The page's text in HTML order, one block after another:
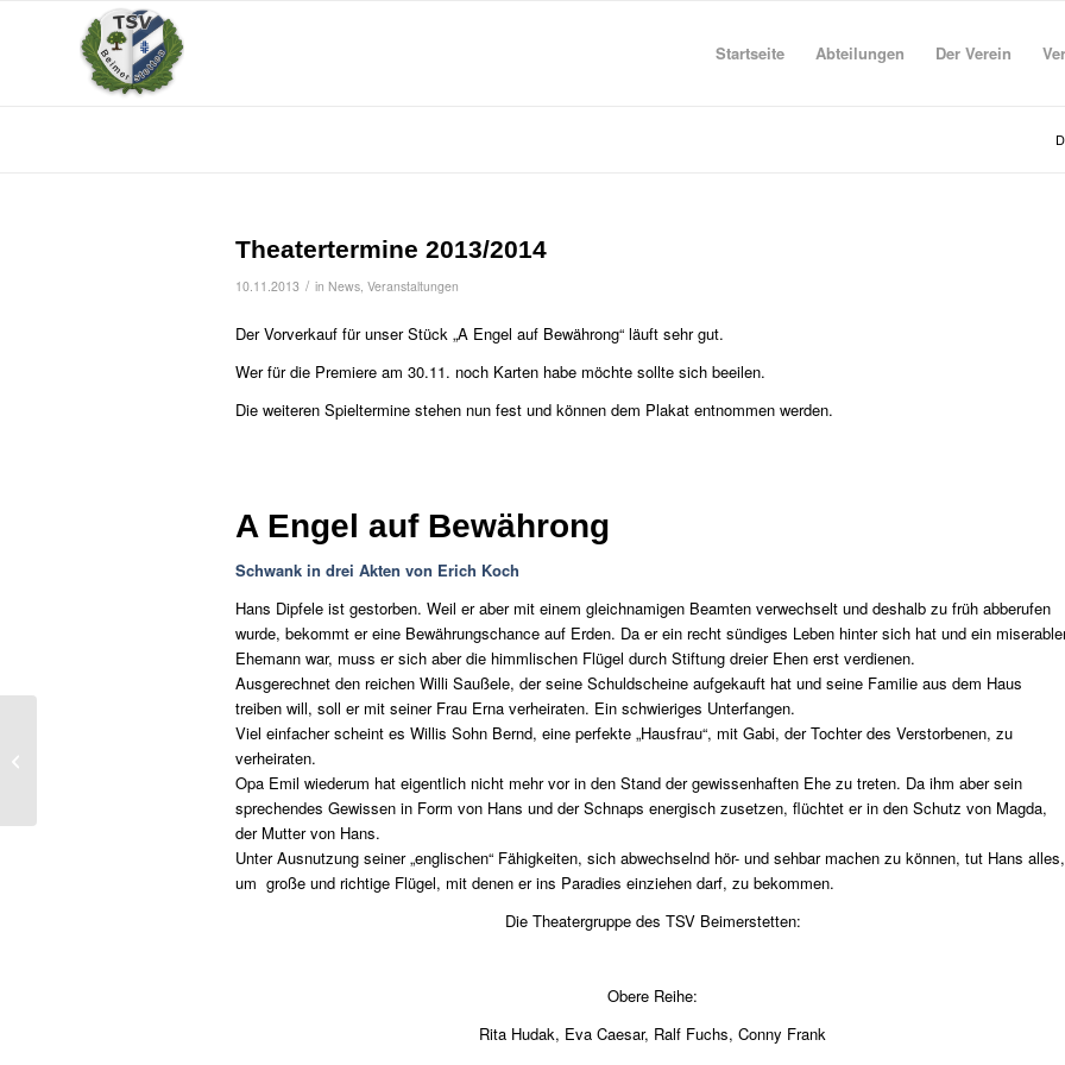
Startseite Abteilungen Der Verein
Theatertermine 2013/2014
10.11.2013 / in News, Veranstaltungen
Der Vorverkauf für unser Stück „A Engel auf Bewährong“ läuft sehr gut.
Wer für die Premiere am 30.11. noch Karten habe möchte sollte sich beeilen.
Die weiteren Spieltermine stehen nun fest und können dem Plakat entnommen werden.
A Engel auf Bewährong
Schwank in drei Akten von Erich Koch
Hans Dipfele ist gestorben. Weil er aber mit einem gleichnamigen Beamten verwechselt und deshalb zu früh abberufen
wurde, bekommt er eine Bewährungschance auf Erden. Da er ein recht sündiges Leben hinter sich hat und ein
Ehemann war, muss er sich aber die himmlischen Flügel durch Stiftung dreier Ehen erst verdienen.
Ausgerechnet den reichen Willi Saußele, der seine Schuldscheine aufgekauft hat und seine Familie aus dem Haus
treiben will, soll er mit seiner Frau Erna verheiraten. Ein schwieriges Unterfangen.
Viel einfacher scheint es Willis Sohn Bernd, eine perfekte „Hausfrau“, mit Gabi, der Tochter des Verstorbenen, zu
verheiraten.
Opa Emil wiederum hat eigentlich nicht mehr vor in den Stand der gewissenhaften Ehe zu treten. Da ihm aber sein
sprechendes Gewissen in Form von Hans und der Schnaps energisch zusetzen, flüchtet er in den Schutz von Magda,
der Mutter von Hans.
Unter Ausnutzung seiner „englischen“ Fähigkeiten, sich abwechselnd hör- und sehbar machen zu können, tut Hans alles,
um große und richtige Flügel, mit denen er ins Paradies einziehen darf, zu bekommen.
Die Theatergruppe des TSV Beimerstetten:
Obere Reihe:
Rita Hudak, Eva Caesar, Ralf Fuchs, Conny Frank
Das F-Junioren- und Bambini-Training